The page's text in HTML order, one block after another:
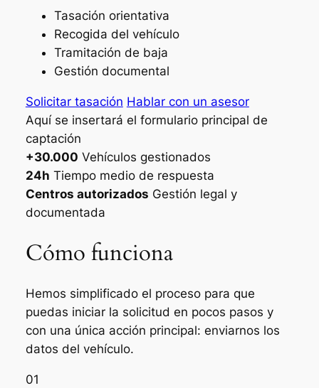
Tasación orientativa
Recogida del vehículo
Tramitación de baja
Gestión documental
Solicitar tasación Hablar con un asesor
Aquí se insertará el formulario principal de
captación
+30.000 Vehículos gestionados
24h Tiempo medio de respuesta
Centros autorizados Gestión legal y
documentada
Cómo funciona
Hemos simplificado el proceso para que
puedas iniciar la solicitud en pocos pasos y
con una única acción principal: enviarnos los
datos del vehículo.
01